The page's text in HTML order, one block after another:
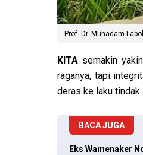
Prof. Dr. Muhadam
KITA semakin
raganya, tapi
deras ke laku
BACA JUGA
Eks Wamenaker